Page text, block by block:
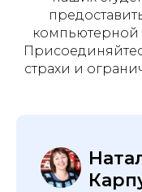
компьютерной
страхи и